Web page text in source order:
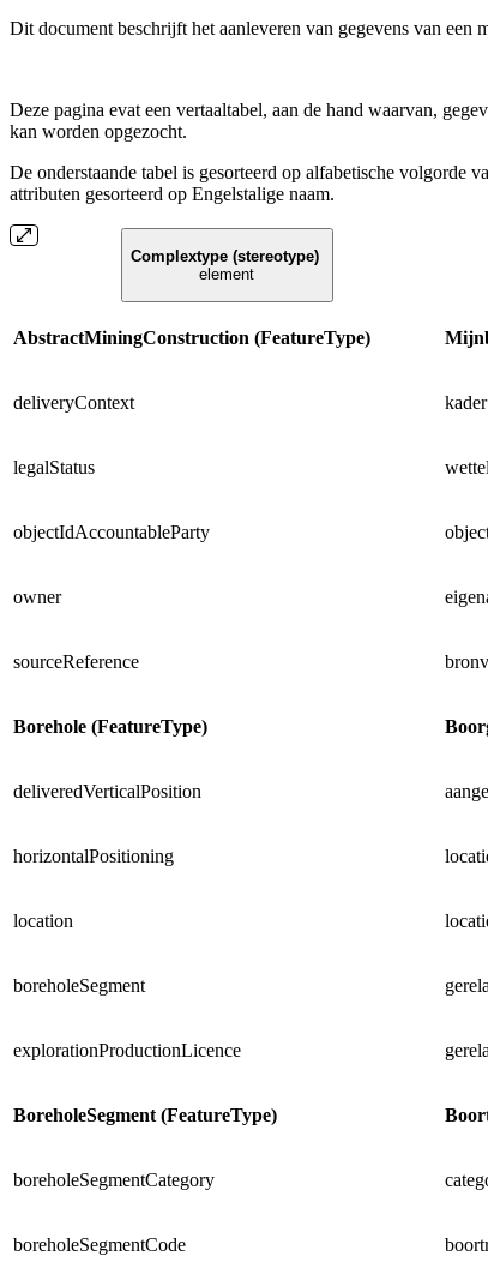
Dit document beschrijft het aanleveren van gegevens van
Deze pagina evat een vertaaltabel, aan de hand waarvan,
kan worden opgezocht.
De onderstaande tabel is gesorteerd op alfabetische volgorde
attributen gesorteerd op Engelstalige naam.
Complextype (stereotype)
element
AbstractMiningConstruction (FeatureType)
deliveryContext
legalStatus
objectIdAccountableParty
owner
sourceReference
Borehole (FeatureType)
deliveredVerticalPosition
horizontalPositioning
location
boreholeSegment
explorationProductionLicence
BoreholeSegment (FeatureType)
boreholeSegmentCategory
boreholeSegmentCode